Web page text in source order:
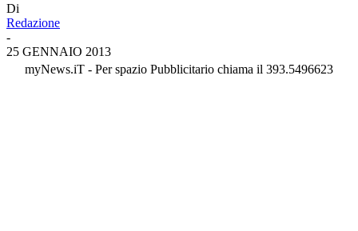
Di
Redazione
-
25 GENNAIO 2013
myNews.iT - Per spazio Pubblicitario chiama il 393.5496623